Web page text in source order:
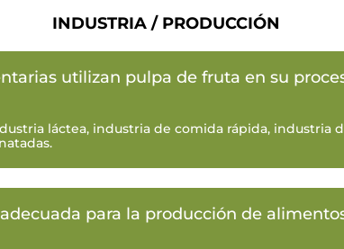
INDUSTRIA / PRODUCCIÓN
utilizan pulpa de fruta en su
láctea, industria de comida rápida, industria
para la producción de